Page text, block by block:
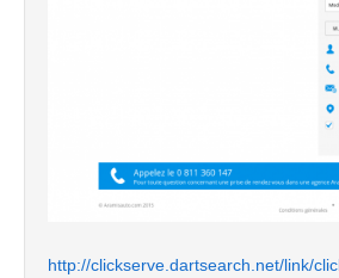
http://clickserve.dartsearch.net/link/